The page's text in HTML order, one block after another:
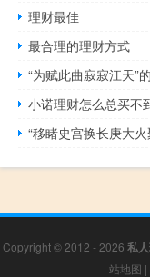
理财最佳
最合理的理财方式
“为赋此曲寂寂江天”
小诺理财怎么总买不
“移睹史宫换长庚大
Copyright © 2012 - 2026 私
站地图 |